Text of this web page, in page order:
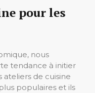
pour les
nous
tendance à initier
ateliers de cuisine
populaires et ils